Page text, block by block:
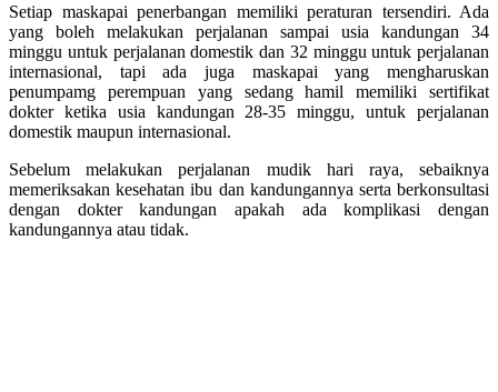
Setiap maskapai penerbangan memiliki peraturan tersendiri. Ada
yang boleh melakukan perjalanan sampai usia kandungan 34
minggu untuk perjalanan domestik dan 32 minggu untuk perjalanan
internasional, tapi ada juga maskapai yang mengharuskan
penumpamg perempuan yang sedang hamil memiliki sertifikat
dokter ketika usia kandungan 28-35 minggu, untuk perjalanan
domestik maupun internasional.
Sebelum melakukan perjalanan mudik hari raya, sebaiknya
memeriksakan kesehatan ibu dan kandungannya serta berkonsultasi
dengan dokter kandungan apakah ada komplikasi dengan
kandungannya atau tidak.